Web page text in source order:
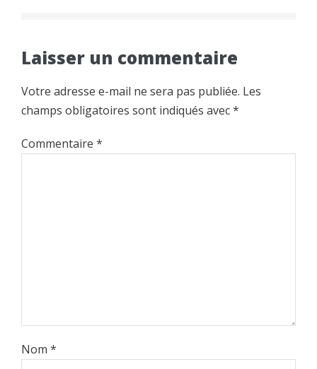
Laisser un commentaire
Votre adresse e-mail ne sera pas publiée. Les
champs obligatoires sont indiqués avec*
Commentaire *
Nom *